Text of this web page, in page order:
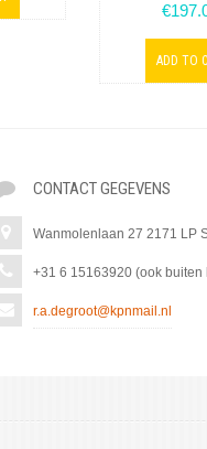
CONTACT GEGEVENS
Wanmolenlaan 27 2171 LP
+31 6 15163920 (ook buiten
r.a.degroot@kpnmail.nl